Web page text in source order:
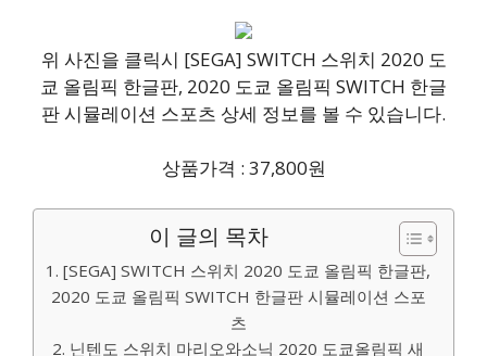
위 사진을 클릭시 [SEGA] SWITCH 스위치 2020 도
쿄 올림픽 한글판, 2020 도쿄 올림픽 SWITCH 한글
판 시뮬레이션 스포츠 상세 정보를 볼 수 있습니다.
상품가격 : 37,800원
이 글의 목차
1. [SEGA] SWITCH 스위치 2020 도쿄 올림픽 한글판,
2020 도쿄 올림픽 SWITCH 한글판 시뮬레이션 스포
츠
2. 닌텐도 스위치 마리오와소닉 2020 도쿄올림픽 새